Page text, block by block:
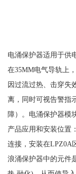
电涌保护器适用于供
在35MM电气导轨上
因过流过热、击穿失
离，同时可视告警指
障）。电涌保护器模
产品应用和安装位置
连接，安装在LPZ0A
浪涌保护器中的元件